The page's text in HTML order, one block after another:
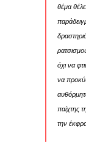
θέμα
όχι να
να
παίχτης
την